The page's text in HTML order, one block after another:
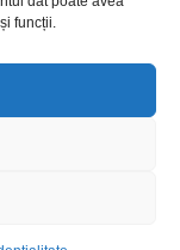
funcții.
567